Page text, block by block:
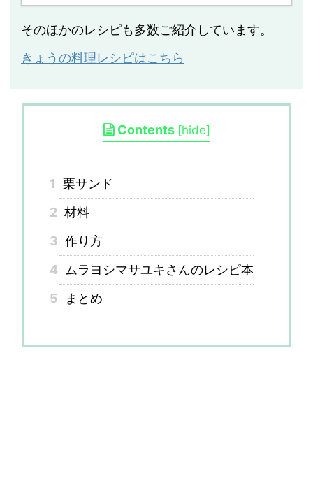
そのほかのレシピも多数ご紹介しています。
きょうの料理レシピはこちら
Contents [hide]
1 栗サンド
2 材料
3 作り方
4
ムラヨシマサユキさんのレシピ本
5
まとめ